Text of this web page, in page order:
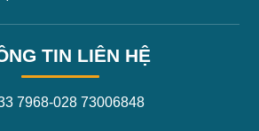
TIN LIÊN HỆ
7968-028 73006848